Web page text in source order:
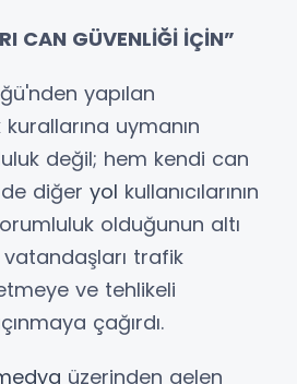
CAN GÜVENLİĞİ İÇİN”
yapılan
uymanın
değil; hem kendi can
diğer yol kullanıcılarının
olduğunun altı
trafik
ve tehlikeli
çağırdı.
üzerinden gelen